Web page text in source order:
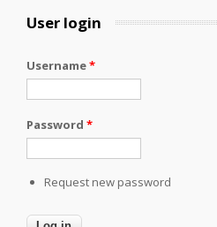
User login
Username*
Password *
Request new password